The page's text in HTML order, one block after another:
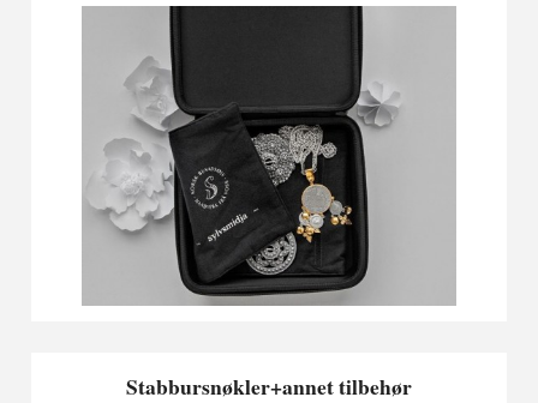
Stabbursnøkler+annet tilbehør